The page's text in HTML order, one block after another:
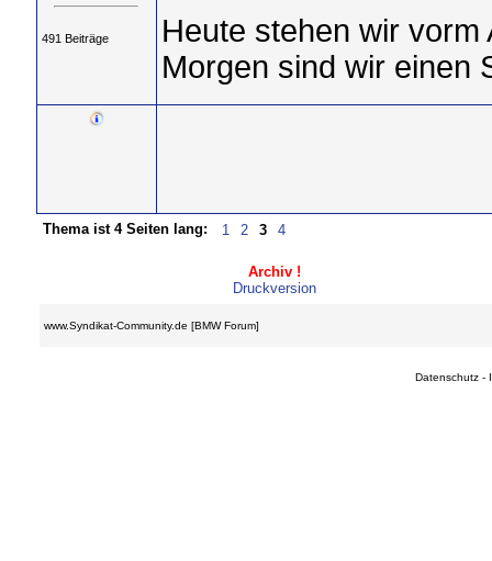
491 Beiträge
Heute stehen wir vorm
Morgen sind wir einen
Thema ist 4 Seiten lang: 1 2 3 4
Archiv !
Druckversion
www.Syndikat-Community.de [BMW Forum]
Datenschutz -